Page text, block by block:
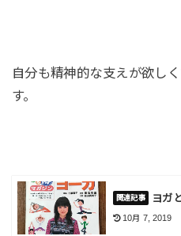
自分も精神的な支えが欲し
す。
ヨガ
10月 7, 2019